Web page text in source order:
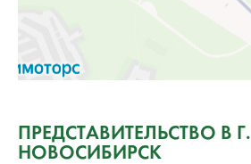
ПРЕДСТАВИТЕЛЬСТВО В Г.
НОВОСИБИРСК